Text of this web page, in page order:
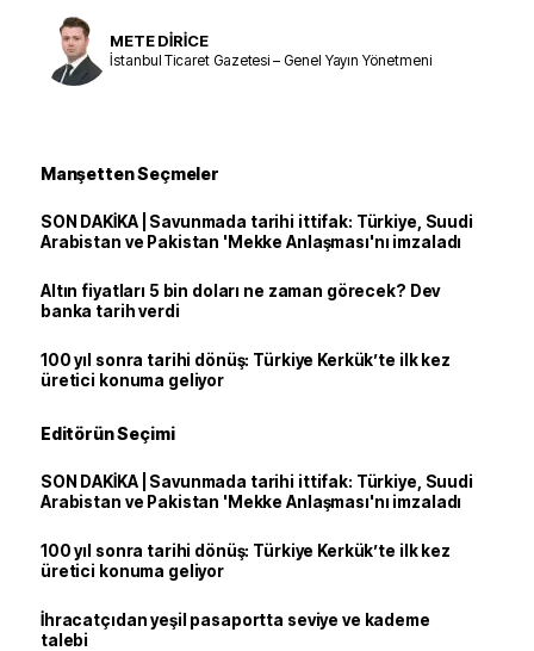
METE DİRİCE
İstanbul Ticaret Gazetesi – Genel Yayın Yönetmeni
Manşetten Seçmeler
SON DAKİKA | Savunmada tarihi ittifak: Türkiye, Suudi
Arabistan ve Pakistan 'Mekke Anlaşması'nı imzaladı
Altın fiyatları 5 bin doları ne zaman görecek? Dev
banka tarih verdi
100 yıl sonra tarihi dönüş: Türkiye Kerkük’te ilk kez
üretici konuma geliyor
Editörün Seçimi
SON DAKİKA | Savunmada tarihi ittifak: Türkiye, Suudi
Arabistan ve Pakistan 'Mekke Anlaşması'nı imzaladı
100 yıl sonra tarihi dönüş: Türkiye Kerkük’te ilk kez
üretici konuma geliyor
İhracatçıdan yeşil pasaportta seviye ve kademe
talebi